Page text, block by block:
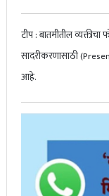
​टीप : बातमीतील
सादरीकरणासाठी
आहे.